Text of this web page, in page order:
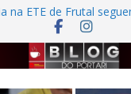
11,1 milhões em
na ETE de Frutal
agressão contra
rotativo é
da Cultura Nordestina